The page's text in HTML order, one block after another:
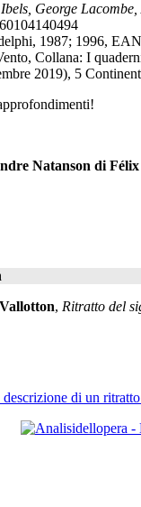
George
1987; 1996,
Collana: I
2019), 5
Natanson di
, Ritratto del
descrizione di un